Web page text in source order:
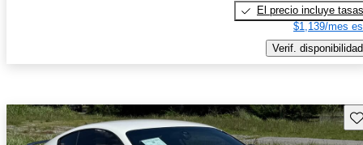
El precio incluye tasas
$1,139/mes
Verif. disponibilidad